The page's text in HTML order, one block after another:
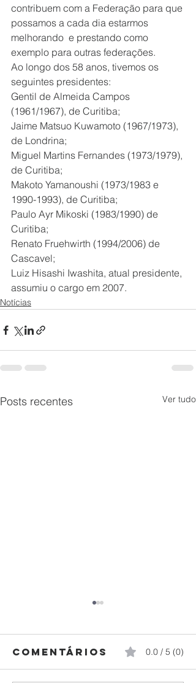
contribuem com a Federação para que
possamos a cada dia estarmos
melhorando  e prestando como
exemplo para outras federações.
Ao longo dos 58 anos, tivemos os
seguintes presidentes:
Gentil de Almeida Campos
(1961/1967), de Curitiba;
Jaime Matsuo Kuwamoto (1967/1973),
de Londrina;
Miguel Martins Fernandes (1973/1979),
de Curitiba;
Makoto Yamanoushi (1973/1983 e
1990-1993), de Curitiba;
Paulo Ayr Mikoski (1983/1990) de
Curitiba;
Renato Fruehwirth (1994/2006) de
Cascavel;
Luiz Hisashi Iwashita, atual presidente,
assumiu o cargo em 2007.
Notícias
Posts recentes Ver tudo
Comentários 0.0 / 5 (0)